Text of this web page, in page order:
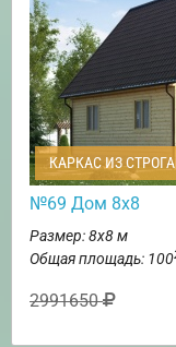
КАРКАС ИЗ
№69 Дом 8х8
Размер: 8х8 м
Общая площадь: 100
2991650